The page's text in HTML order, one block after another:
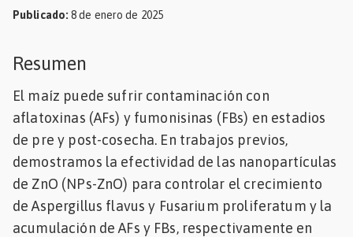
Mascotas
Publicado: 8 de enero de 2025
Resumen
El maíz puede sufrir contaminación con
aflatoxinas (AFs) y fumonisinas (FBs) en estadios
de pre y post-cosecha. En trabajos previos,
demostramos la efectividad de las nanopartículas
de ZnO (NPs-ZnO) para controlar el crecimiento
de Aspergillus flavus y Fusarium proliferatum y la
acumulación de AFs y FBs, respectivamente en